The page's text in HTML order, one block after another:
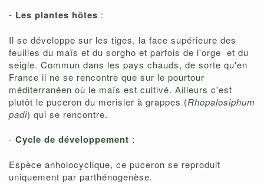
- Les plantes hôtes :
Il se développe sur les tiges, la face supérieure des
feuilles du maïs et du sorgho et parfois de l'orge et du
seigle. Commun dans les pays chauds, de sorte qu'en
France il ne se rencontre que sur le pourtour
méditerranéen où le maïs est cultivé. Ailleurs c'est
plutôt le puceron du merisier à grappes (Rhopalosiphum
padi) qui se rencontre.
- Cycle de développement :
Espèce anholocyclique, ce puceron se reproduit
uniquement par parthénogenèse.